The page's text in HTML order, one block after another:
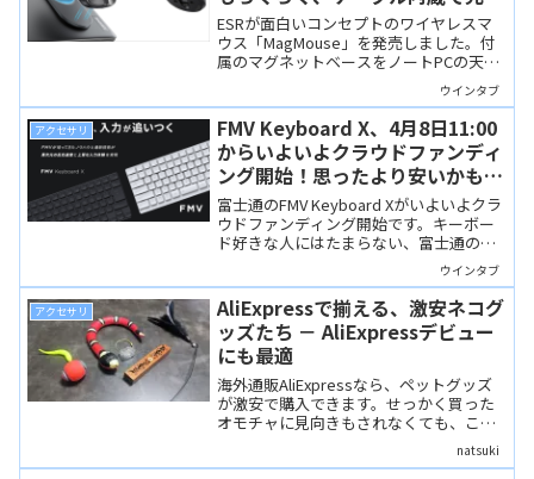
もらくらく
ESRが面白いコンセプトのワイヤレスマ
ウス「MagMouse」を発売しました。付
属のマグネットベースをノートPCの天板
などに貼り付けると、マウス本体を磁石
で「ピタッ」と固定して持ち運べます。
充電ケーブルが内蔵されているのでケー
ブル不要で手軽に充電できます。
ウインタブ
アクセサリ
FMV Keyboard X、4月8日11:00
からいよいよクラウドファンディ
ング開始！思ったより安いかも…
富士通のFMV Keyboard Xがいよいよクラ
ウドファンディング開始です。キーボー
ド好きな人にはたまらない、富士通のこ
だわりが詰まったコンパクトキーボー
ウインタブ
アクセサリ
AliExpressで揃える、激安ネコグ
ッズたち － AliExpressデビュー
にも最適
海外通販AliExpressなら、ペットグッズ
が激安で購入できます。せっかく買った
オモチャに見向きもされなくても、これ
なら諦めもつくかも！？ ペットグッズ
は安価なため、海外通販としてのリスク
natsuki